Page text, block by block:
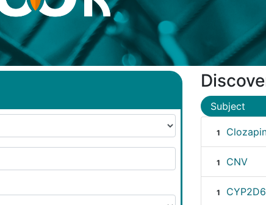
Subject
1
1 CNV
1 CYP2D6